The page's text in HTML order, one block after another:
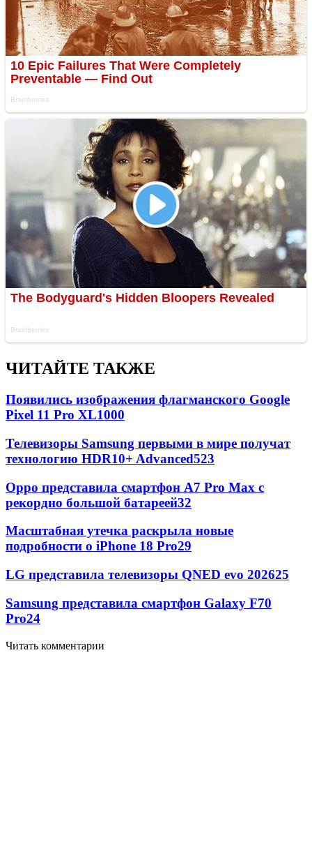
ЧИТАЙТЕ ТАКЖЕ
Появились изображения флагманского Google
Pixel 11 Pro XL1000
Телевизоры Samsung первыми в мире получат
технологию HDR10+ Advanced523
Oppo представила смартфон A7 Pro Max с
рекордно большой батареей32
Масштабная утечка раскрыла новые
подробности о iPhone 18 Pro29
LG представила телевизоры QNED evo 202625
Samsung представила смартфон Galaxy F70
Pro24
Читать комментарии